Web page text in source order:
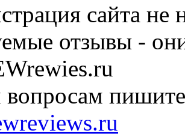
сайта не
отзывы -